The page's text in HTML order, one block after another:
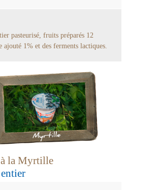
pasteurisé, fruits préparés 12
ajouté 1% et des ferments lactiques.
la Myrtille